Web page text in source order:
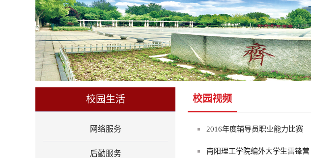
校园生活
网络服务
后勤服务
校园视频
2016年度辅导员职业能力比赛
南阳理工学院编外大学生雷锋营